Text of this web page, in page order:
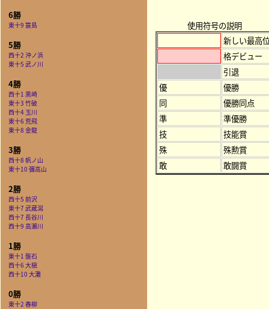
6勝
東十9 簑島
5勝
西十2 沖ノ浜
東十5 武ノ川
4勝
西十1 黒崎
東十3 竹破
西十4 玉川
東十6 荒飛
東十8 金龍
3勝
西十8 帆ノ山
東十10 彌高山
2勝
西十5 前沢
東十7 武蔵潟
西十7 長谷川
西十9 高瀬川
1勝
東十1 盤石
西十6 大槇
西十10 大灘
0勝
東十2 春柳
使用符号の説明
新しい最高
格デビュー
引退
優
優勝
同
優勝同点
準
準優勝
技
技能賞
殊
殊勲賞
敢
敢闘賞